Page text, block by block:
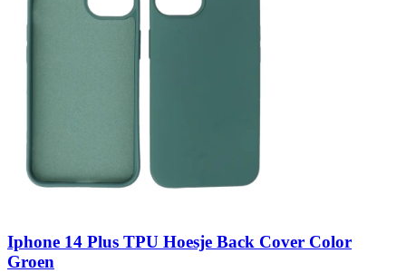
Iphone 14 Plus TPU Hoesje Back Cover Color
Groen